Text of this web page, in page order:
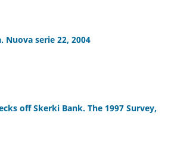
Nuova serie 22, 2004
off Skerki Bank. The 1997 Survey,